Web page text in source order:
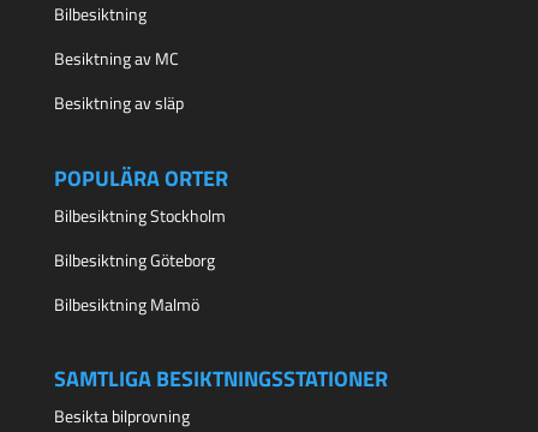
Bilbesiktning
Besiktning av MC
Besiktning av släp
POPULÄRA ORTER
Bilbesiktning Stockholm
Bilbesiktning Göteborg
Bilbesiktning Malmö
SAMTLIGA BESIKTNINGSSTATIONER
Besikta bilprovning